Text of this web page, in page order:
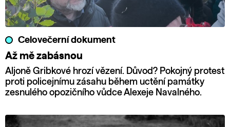
Celovečerní dokument
Až mě zabásnou
Aljoně Gribkové hrozí vězení. Důvod? Pokojný protest
proti policejnímu zásahu během uctění památky
zesnulého opozičního vůdce Alexeje Navalného.